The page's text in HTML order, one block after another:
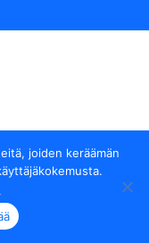
joiden keräämän